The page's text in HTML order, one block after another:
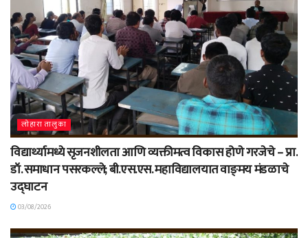
लोहारा तालुका
विद्यार्थ्यामध्ये सृजनशीलता आणि व्यक्तीमत्व विकास होणे गरजेचे – प्रा.
डॉ. समाधान पसरकल्ले; बी.एस.एस. महाविद्यालयात वाङ्‌मय मंडळाचे
उद्घाटन
03/08/2026